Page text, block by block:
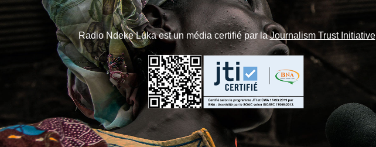
Radio Ndeke Luka est un média certifié par laJournalism Trust Initiative